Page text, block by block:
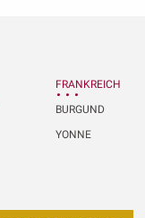
FRANKREICH
BURGUND
YONNE